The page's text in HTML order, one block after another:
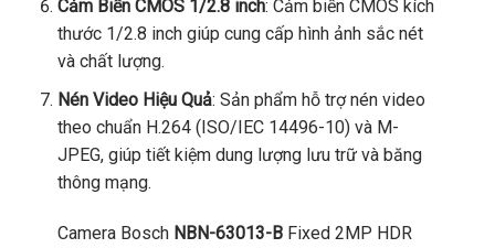
Cảm Biến CMOS 1/2.8 inch: Cảm biến CMOS kích
thước 1/2.8 inch giúp cung cấp hình ảnh sắc nét
và chất lượng.
Nén Video Hiệu Quả: Sản phẩm hỗ trợ nén video
theo chuẩn H.264 (ISO/IEC 14496-10) và M-
JPEG, giúp tiết kiệm dung lượng lưu trữ và băng
thông mạng.
Camera Bosch NBN-63013-BFixed 2MP HDR